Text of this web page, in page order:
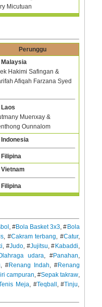
Micutuan
Perunggu
Malaysia
Hakimi Safingan &
Afiqah Farzana Syed
Laos
Muenxay &
Ounnalom
Indonesia
Filipina
Vietnam
Filipina
, #Bola Basket 3x3 , #Bola
, #Cakram terbang , #Catur,
, #Judo, #Jujitsu , #Kabaddi
udara , #Panahan
, #Renang Indah , #Renang
campuran , #Sepak takraw,
Meja , #Teqball , #Tinju